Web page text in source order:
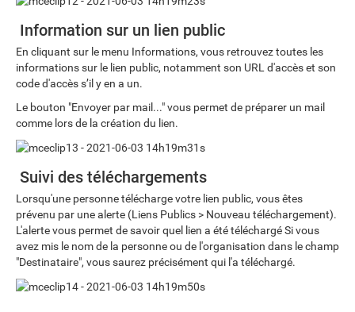
Information sur un lien public
En cliquant sur le menu Informations, vous retrouvez toutes les
informations sur le lien public, notamment son URL d'accès et son
code d'accès s’il y en a un.
Le bouton "Envoyer par mail..." vous permet de préparer un mail
comme lors de la création du lien.
Suivi des téléchargements
Lorsqu'une personne télécharge votre lien public, vous êtes
prévenu par une alerte (Liens Publics > Nouveau téléchargement).
L'alerte vous permet de savoir quel lien a été téléchargé Si vous
avez mis le nom de la personne ou de l'organisation dans le champ
"Destinataire", vous saurez précisément qui l'a téléchargé.